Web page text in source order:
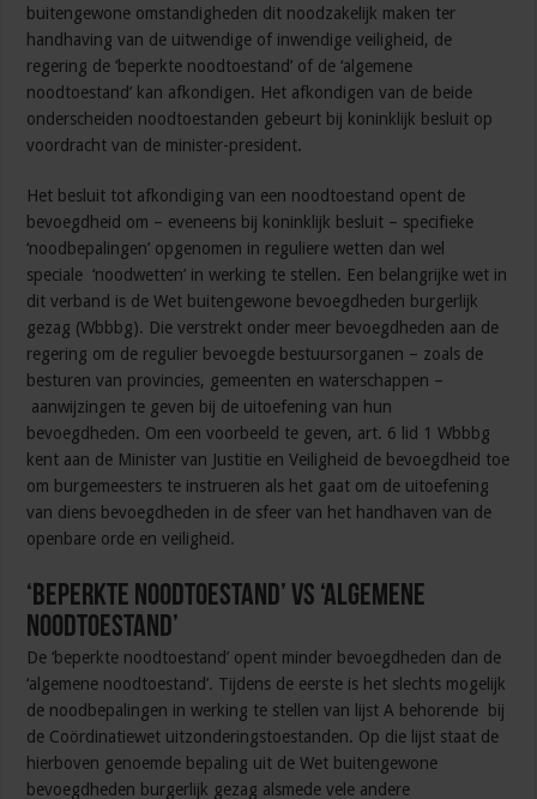
buitengewone omstandigheden dit noodzakelijk maken ter
handhaving van de uitwendige of inwendige veiligheid, de
regering de ‘beperkte noodtoestand’ of de ‘algemene
noodtoestand’ kan afkondigen. Het afkondigen van de beide
onderscheiden noodtoestanden gebeurt bij koninklijk besluit op
voordracht van de minister-president.
Het besluit tot afkondiging van een noodtoestand opent de
bevoegdheid om – eveneens bij koninklijk besluit – specifieke
‘noodbepalingen’ opgenomen in reguliere wetten dan wel
speciale ‘noodwetten’ in werking te stellen. Een belangrijke wet in
dit verband is de Wet buitengewone bevoegdheden burgerlijk
gezag (Wbbbg). Die verstrekt onder meer bevoegdheden aan de
regering om de regulier bevoegde bestuursorganen – zoals de
besturen van provincies, gemeenten en waterschappen –
aanwijzingen te geven bij de uitoefening van hun
bevoegdheden. Om een voorbeeld te geven, art. 6 lid 1 Wbbbg
kent aan de Minister van Justitie en Veiligheid de bevoegdheid toe
om burgemeesters te instrueren als het gaat om de uitoefening
van diens bevoegdheden in de sfeer van het handhaven van de
openbare orde en veiligheid.
‘Beperkte noodtoestand’ vs ‘algemene
noodtoestand’
De ‘beperkte noodtoestand’ opent minder bevoegdheden dan de
‘algemene noodtoestand’. Tijdens de eerste is het slechts mogelijk
de noodbepalingen in werking te stellen van lijst A behorende bij
de Coördinatiewet uitzonderingstoestanden. Op die lijst staat de
hierboven genoemde bepaling uit de Wet buitengewone
bevoegdheden burgerlijk gezag alsmede vele andere